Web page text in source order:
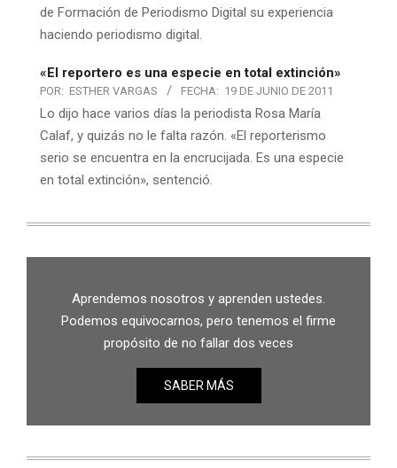
de Formación de Periodismo Digital su experiencia
haciendo periodismo digital.
«El reportero es una especie en total extinción»
POR: ESTHER VARGAS FECHA: 19 DE JUNIO DE 2011
Lo dijo hace varios días la periodista Rosa María
Calaf, y quizás no le falta razón. «El reporterismo
serio se encuentra en la encrucijada. Es una especie
en total extinción», sentenció.
Aprendemos nosotros y aprenden ustedes.
Podemos equivocarnos, pero tenemos el firme
propósito de no fallar dos veces
SABER MÁS